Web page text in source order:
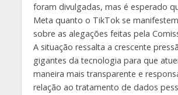
foram divulgadas, mas é esperado
Meta quanto o TikTok se
sobre as alegações feitas pela
A situação ressalta a crescente
gigantes da tecnologia para que
maneira mais transparente e
relação ao tratamento de dados